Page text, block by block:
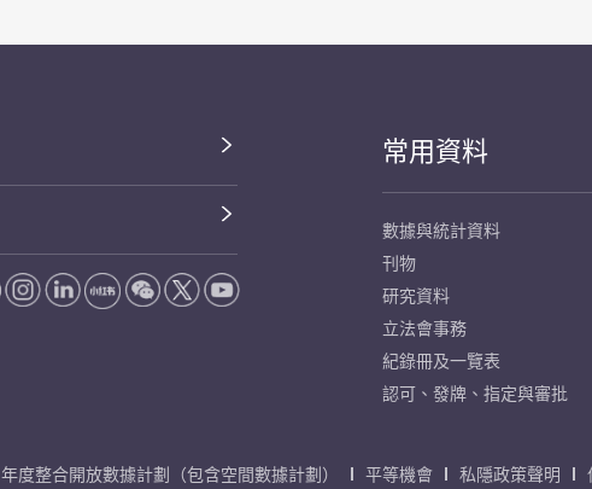
常用資料
數據與統計資料
刊物
研究資料
立法會事務
紀錄冊及一覽表
認可、發牌、指定與審批
年度整合開放數據計劃（包含空間數據計劃） 平等機會 私隱政策聲明